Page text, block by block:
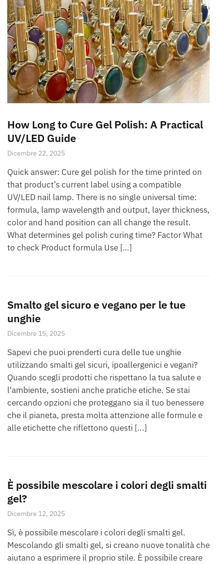
How Long to Cure Gel Polish: A Practical
UV/LED Guide
Dicembre 22, 2025
Quick answer: Cure gel polish for the time printed on
that product’s current label using a compatible
UV/LED nail lamp. There is no single universal time:
formula, lamp wavelength and output, layer thickness,
color and hand position can all change the result.
What determines gel polish curing time? Factor What
to check Product formula Use […]
Smalto gel sicuro e vegano per le tue
unghie
Dicembre 15, 2025
Sapevi che puoi prenderti cura delle tue unghie
utilizzando smalti gel sicuri, ipoallergenici e vegani?
Quando scegli prodotti che rispettano la tua salute e
l'ambiente, sostieni anche pratiche etiche. Se stai
cercando opzioni che proteggano sia il tuo benessere
che il pianeta, presta molta attenzione alle formule e
alle etichette che riflettono questi [...]
È possibile mescolare i colori degli smalti
gel?
Dicembre 12, 2025
Sì, è possibile mescolare i colori degli smalti gel.
Mescolando gli smalti gel, si creano nuove tonalità che
aiutano a esprimere il proprio stile. È possibile creare